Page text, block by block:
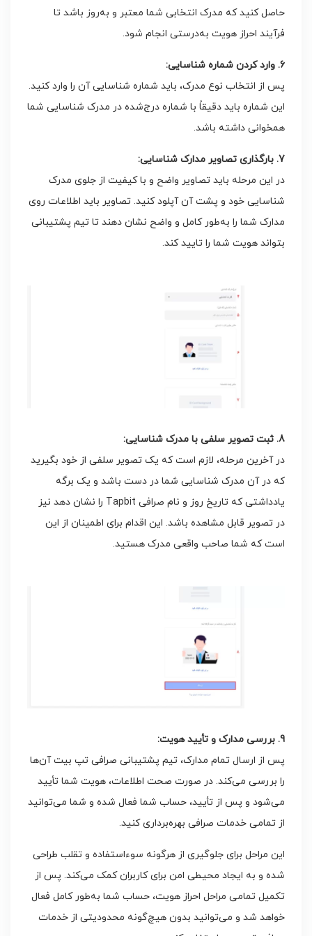
حاصل کنید که مدرک انتخابی شما معتبر و به‌روز باشد تا
فرآیند احراز هویت به‌درستی انجام شود.
6. وارد کردن شماره شناسایی:
پس از انتخاب نوع مدرک، باید شماره شناسایی آن را وارد کنید.
این شماره باید دقیقاً با شماره درج‌شده در مدرک شناسایی شما
همخوانی داشته باشد.
7. بارگذاری تصاویر مدارک شناسایی:
در این مرحله باید تصاویر واضح و با کیفیت از جلوی مدرک
شناسایی خود و پشت آن آپلود کنید. تصاویر باید اطلاعات روی
مدارک شما را به‌طور کامل و واضح نشان دهند تا تیم پشتیبانی
بتواند هویت شما را تایید کند.
8. ثبت تصویر سلفی با مدرک شناسایی:
در آخرین مرحله، لازم است که یک تصویر سلفی از خود بگیرید
که در آن مدرک شناسایی شما در دست باشد و یک برگه
یادداشتی که تاریخ روز و نام صرافی Tapbit را نشان دهد نیز
در تصویر قابل مشاهده باشد. این اقدام برای اطمینان از این
است که شما صاحب واقعی مدرک هستید.
9. بررسی مدارک و تأیید هویت:
پس از ارسال تمام مدارک، تیم پشتیبانی صرافی تپ بیت آن‌ها
را بررسی می‌کند. در صورت صحت اطلاعات، هویت شما تأیید
می‌شود و پس از تأیید، حساب شما فعال شده و شما می‌توانید
از تمامی خدمات صرافی بهره‌برداری کنید.
این مراحل برای جلوگیری از هرگونه سوءاستفاده و تقلب طراحی
شده و به ایجاد محیطی امن برای کاربران کمک می‌کند. پس از
تکمیل تمامی مراحل احراز هویت، حساب شما به‌طور کامل فعال
خواهد شد و می‌توانید بدون هیچ‌گونه محدودیتی از خدمات